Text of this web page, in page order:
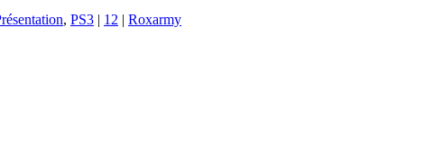
, PS3 | 12 | Roxarmy